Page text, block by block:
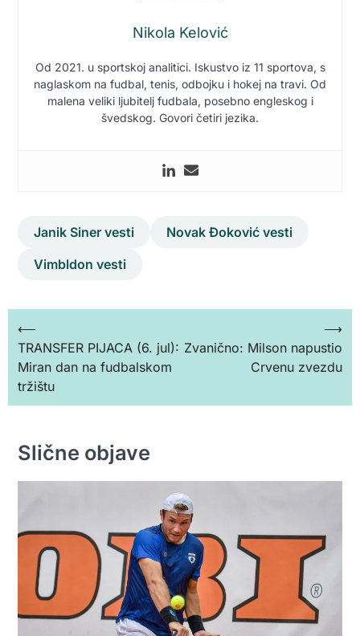
Nikola Kelović
Od 2021. u sportskoj analitici. Iskustvo iz 11 sportova, s
naglaskom na fudbal, tenis, odbojku i hokej na travi. Od
malena veliki ljubitelj fudbala, posebno engleskog i
švedskog. Govori četiri jezika.
Janik Siner vesti
Novak Đoković vesti
Vimbldon vesti
Кретање
чланка
⟵
TRANSFER PIJACA (6. jul):
Miran dan na fudbalskom
tržištu
Zvanično: Milson napustio
Crvenu zvezdu
⟶
Slične objave